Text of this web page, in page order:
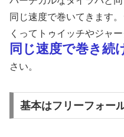
同じ速度で巻いてきます
くってトゥイッチやジャ
同じ速度で巻き続
さい。
基本はフリーフォー